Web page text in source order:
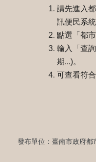
請先進入
訊便民系統
點選「都
輸入「查
期...)。
可查看符
發布單位：臺南市政府都